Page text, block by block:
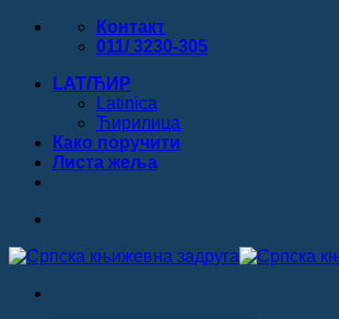
Прескочи
Контакт
011/ 3230-305
LAT/ЋИР
Latinica
Ћирилица
Како поручити
Листa жеља